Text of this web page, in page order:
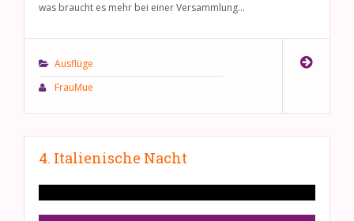
was braucht es mehr bei einer Versammlung...
Ausflüge
FrauMue
4. Italienische Nacht